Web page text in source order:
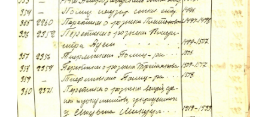
ᲤᲐᲘᲚᲘ 29
ᲤᲐᲘᲚᲘ 30
ᲤᲐᲘᲚᲘ 31
ᲤᲐᲘᲚᲘ 32
ᲤᲐᲘᲚᲘ 33